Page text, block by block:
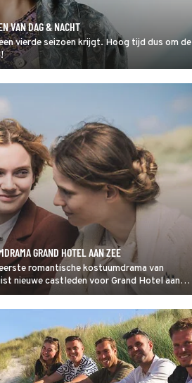
VAN DAG & NACHT
vierde seizoen krijgt. Hoog tijd dus om de
GRAND HOTEL AAN ZEE
romantische kostuumdrama van
nieuwe castleden voor Grand Hotel aan